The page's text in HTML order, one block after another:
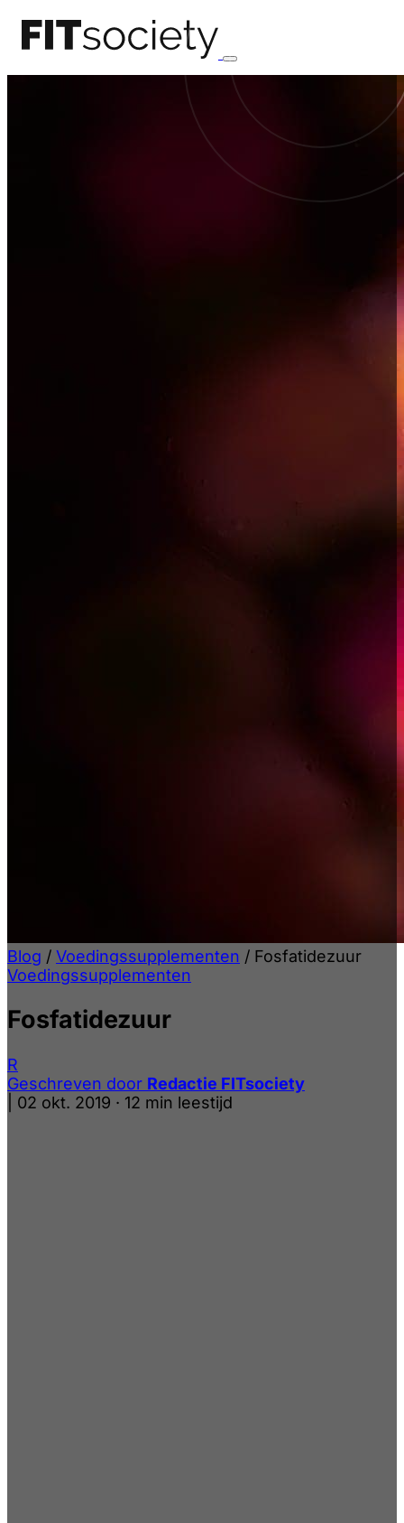
Blog / Voedingssupplementen / Fosfatidezuur
Voedingssupplementen
Fosfatidezuur
R
Geschreven door Redactie FITsociety
02 okt. 2019 · 12 min leestijd